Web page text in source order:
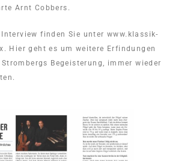
Arnt Cobbers.
finden Sie unter www.klassik-
Hier geht es um weitere Erfindungen
Begeisterung, immer wieder